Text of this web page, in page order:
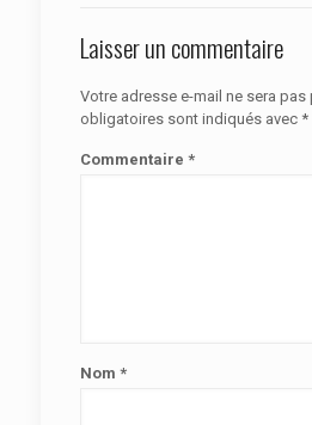
Laisser un commentaire
Votre adresse e-mail ne sera pas
obligatoires sont indiqués avec *
Commentaire *
Nom *